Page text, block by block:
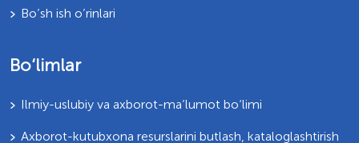
Bo’sh ish o’rinlari
Bo‘limlar
Ilmiy-uslubiy va axborot-ma’lumot bo‘limi
Axborot-kutubxona resurslarini butlash, kataloglashtirish